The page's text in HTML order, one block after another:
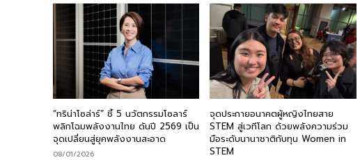
“ทริน่าโซล่าร์” ชี้ 5 นวัตกรรมโซลาร์
พลิกโฉมพลังงานไทย ดันปี 2569 เป็น
จุดเปลี่ยนสู่ยุคพลังงานสะอาด
08/01/2026
จุดประกายอนาคตผู้หญิงไทยสาย
STEM สู่เวทีโลก ด้วยพลังความร่วม
มือระดับนานาชาติกับทุน Women in
STEM